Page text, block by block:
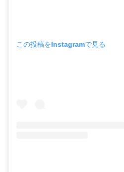
この投稿をInstagramで見る